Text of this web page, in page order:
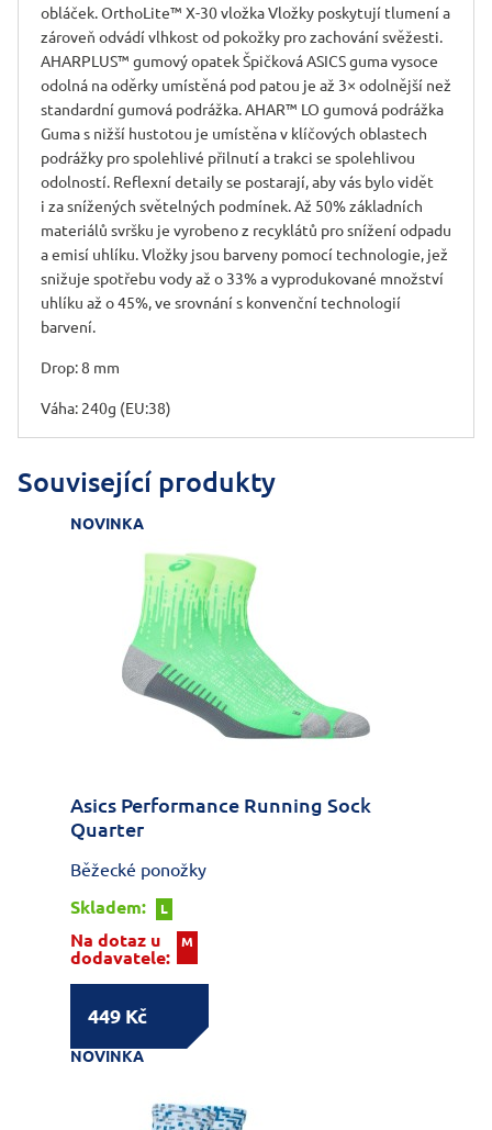
obláček. OrthoLite™ X-30 vložka Vložky poskytují tlumení a
zároveň odvádí vlhkost od pokožky pro zachování svěžesti.
AHARPLUS™ gumový opatek Špičková ASICS guma vysoce
odolná na oděrky umístěná pod patou je až 3× odolnější než
standardní gumová podrážka. AHAR™ LO gumová podrážka
Guma s nižší hustotou je umístěna v klíčových oblastech
podrážky pro spolehlivé přilnutí a trakci se spolehlivou
odolností. Reflexní detaily se postarají, aby vás bylo vidět
i za snížených světelných podmínek. Až 50% základních
materiálů svršku je vyrobeno z recyklátů pro snížení odpadu
a emisí uhlíku. Vložky jsou barveny pomocí technologie, jež
snižuje spotřebu vody až o 33% a vyprodukované množství
uhlíku až o 45%, ve srovnání s konvenční technologií
barvení.
Drop: 8 mm
Váha: 240g (EU:38)
Související produkty
NOVINKA
Asics Performance Running Sock
Quarter
Běžecké ponožky
Skladem:
L
Na dotaz u
dodavatele:
M
449 Kč
NOVINKA